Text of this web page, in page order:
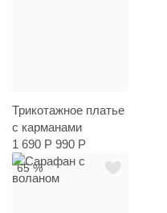
Трикотажное платье
с карманами
1 690 Р 990 Р
65 %